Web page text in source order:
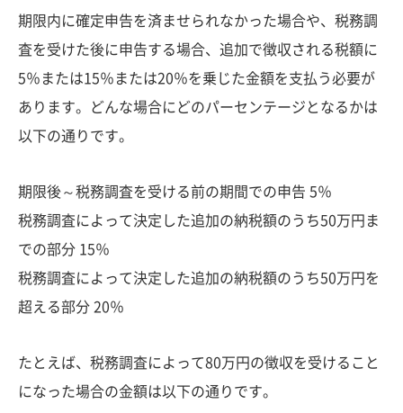
期限内に確定申告を済ませられなかった場合や、税務調
査を受けた後に申告する場合、追加で徴収される税額に
5％または15％または20％を乗じた金額を支払う必要が
あります。どんな場合にどのパーセンテージとなるかは
以下の通りです。
期限後～税務調査を受ける前の期間での申告 5％
税務調査によって決定した追加の納税額のうち50万円ま
での部分 15％
税務調査によって決定した追加の納税額のうち50万円を
超える部分 20％
たとえば、税務調査によって80万円の徴収を受けること
になった場合の金額は以下の通りです。